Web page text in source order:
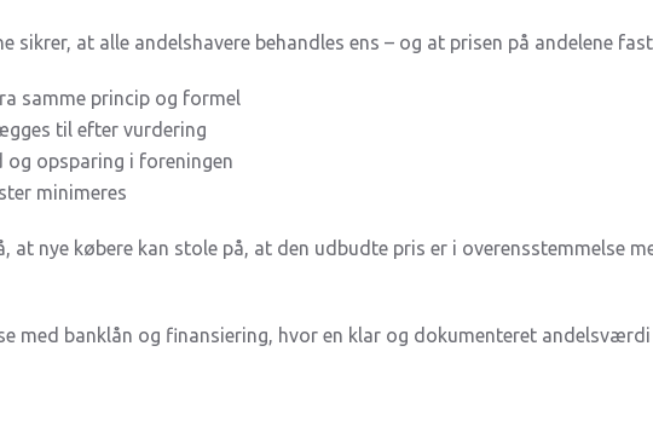
sikrer, at alle andelshavere behandles ens – og at prisen på andelene
samme princip og formel
til efter vurdering
opsparing i foreningen
minimeres
at nye købere kan stole på, at den udbudte pris er i overensstemmelse
med banklån og finansiering, hvor en klar og dokumenteret